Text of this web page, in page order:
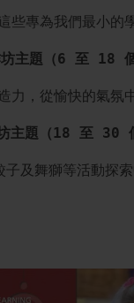
些專為我們最小的
主題（6 至 18 個
力，從愉快的氣氛
主題（18 至 30
及舞獅等活動探索